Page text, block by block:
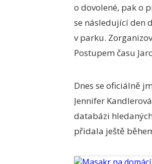
o dovolené, pak o
se následující den
v parku.
Postupem času
Dnes se oficiálně
Jennifer
databázi
přidala ještě